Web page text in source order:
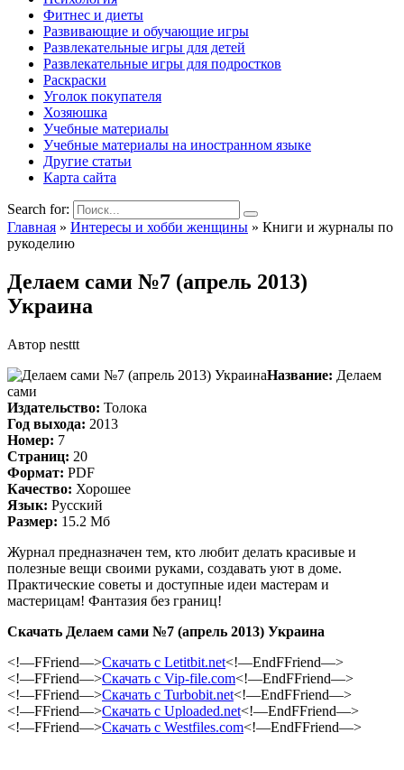
Фитнес и диеты
Развивающие и обучающие игры
Развлекательные игры для детей
Развлекательные игры для подростков
Раскраски
Уголок покупателя
Хозяюшка
Учебные материалы
Учебные материалы на иностранном языке
Другие статьи
Карта сайта
Search for:
Главная » Интересы и хобби женщины » Книги и журналы по
рукоделию
Делаем сами №7 (апрель 2013)
Украина
Автор nesttt
Название: Делаем
сами
Издательство: Толока
Год выхода: 2013
Номер: 7
Страниц: 20
Формат: PDF
Качество: Хорошее
Язык: Русский
Размер: 15.2 Мб
Журнал предназначен тем, кто любит делать красивые и
полезные вещи своими руками, создавать уют в доме.
Практические советы и доступные идеи мастерам и
мастерицам! Фантазия без границ!
Скачать Делаем сами №7 (апрель 2013) Украина
<!—FFriend—>Скачать с Letitbit.net<!—EndFFriend—>
<!—FFriend—>Скачать с Vip-file.com<!—EndFFriend—>
<!—FFriend—>Скачать с Turbobit.net<!—EndFFriend—>
<!—FFriend—>Скачать с Uploaded.net<!—EndFFriend—>
<!—FFriend—>Скачать с Westfiles.com<!—EndFFriend—>